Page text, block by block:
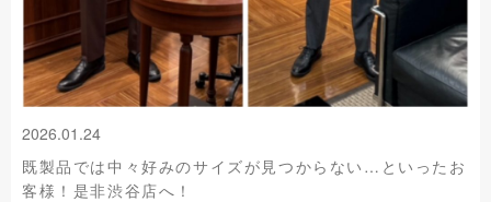
2026.01.24
既製品では中々好みのサイズが見つからない…といったお
客様！是非渋谷店へ！